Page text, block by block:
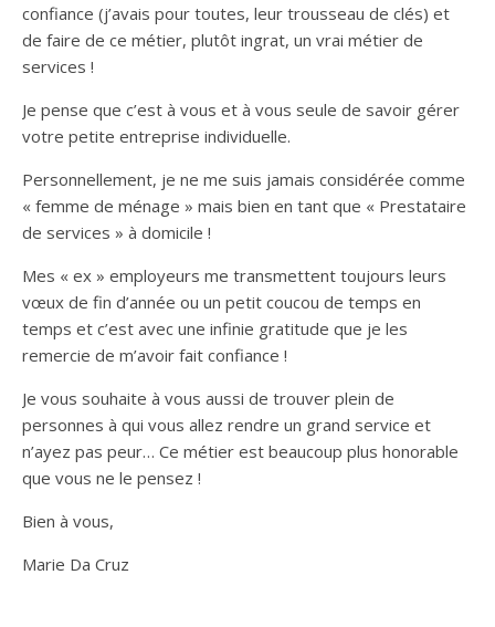
confiance (j’avais pour toutes, leur trousseau de clés) et
de faire de ce métier, plutôt ingrat, un vrai métier de
services !
Je pense que c’est à vous et à vous seule de savoir gérer
votre petite entreprise individuelle.
Personnellement, je ne me suis jamais considérée comme
« femme de ménage » mais bien en tant que « Prestataire
de services » à domicile !
Mes « ex » employeurs me transmettent toujours leurs
vœux de fin d’année ou un petit coucou de temps en
temps et c’est avec une infinie gratitude que je les
remercie de m’avoir fait confiance !
Je vous souhaite à vous aussi de trouver plein de
personnes à qui vous allez rendre un grand service et
n’ayez pas peur… Ce métier est beaucoup plus honorable
que vous ne le pensez !
Bien à vous,
Marie Da Cruz